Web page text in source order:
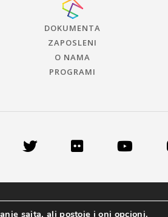
DOKUMENTA
ZAPOSLENI
O NAMA
PROGRAMI
sajta, ali postoje i oni opcioni.